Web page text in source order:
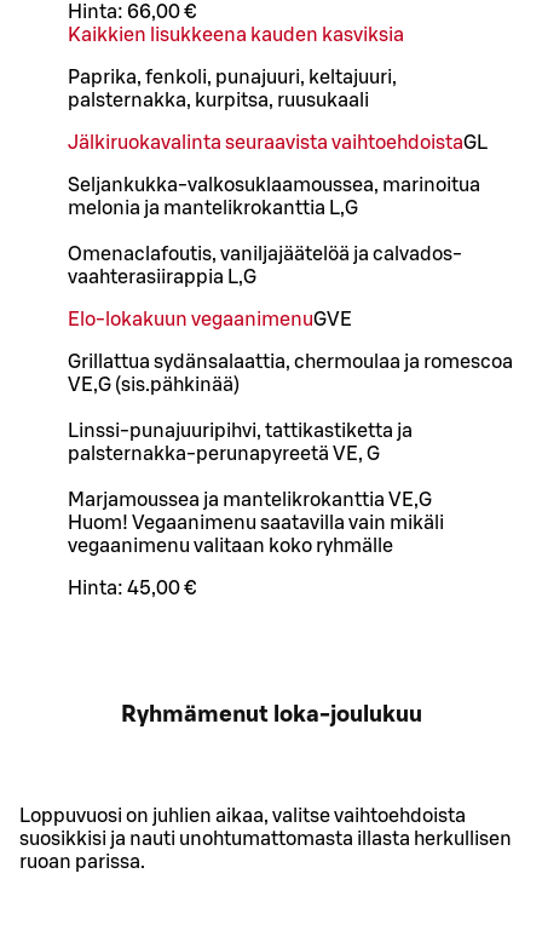
Hinta: 66,00 €
Kaikkien lisukkeena kauden kasviksia
Paprika, fenkoli, punajuuri, keltajuuri,
palsternakka, kurpitsa, ruusukaali
Jälkiruokavalinta seuraavista vaihtoehdoistaGL
Seljankukka-valkosuklaamoussea, marinoitua
melonia ja mantelikrokanttia L,G
Omenaclafoutis, vaniljajäätelöä ja calvados-
vaahterasiirappia L,G
Elo-lokakuun vegaanimenuGVE
Grillattua sydänsalaattia, chermoulaa ja romescoa
VE,G (sis.pähkinää)
Linssi-punajuuripihvi, tattikastiketta ja
palsternakka-perunapyreetä VE, G
Marjamoussea ja mantelikrokanttia VE,G
Huom! Vegaanimenu saatavilla vain mikäli
vegaanimenu valitaan koko ryhmälle
Hinta: 45,00 €
Ryhmämenut loka-joulukuu
Loppuvuosi on juhlien aikaa, valitse vaihtoehdoista
suosikkisi ja nauti unohtumattomasta illasta herkullisen
ruoan parissa.